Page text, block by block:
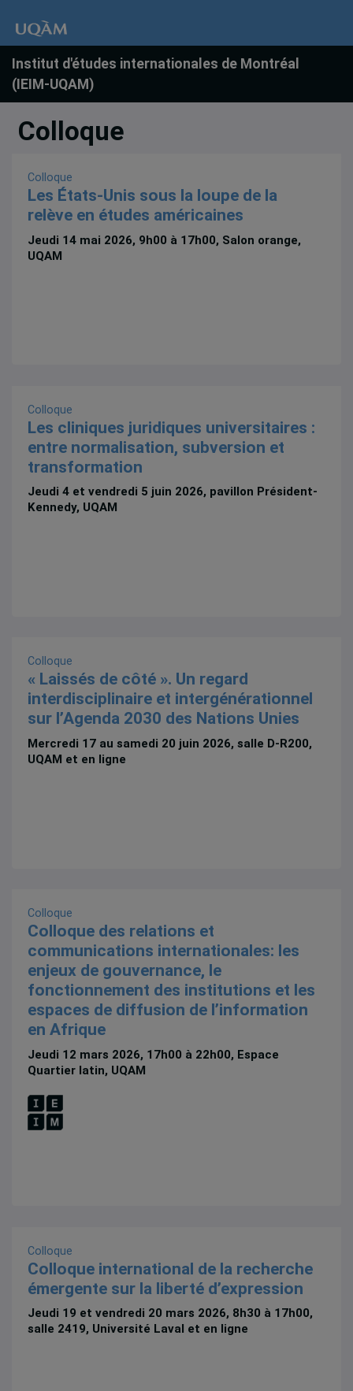
Institut d'études internationales de Montréal
(IEIM-UQAM)
Colloque
Colloque
Les États-Unis sous la loupe de la
relève en études américaines
Jeudi 14 mai 2026, 9h00 à 17h00, Salon orange,
UQAM
Colloque
Les cliniques juridiques universitaires :
entre normalisation, subversion et
transformation
Jeudi 4 et vendredi 5 juin 2026, pavillon Président-
Kennedy, UQAM
Colloque
« Laissés de côté ». Un regard
interdisciplinaire et intergénérationnel
sur l’Agenda 2030 des Nations Unies
Mercredi 17 au samedi 20 juin 2026, salle D-R200,
UQAM et en ligne
Colloque
Colloque des relations et
communications internationales: les
enjeux de gouvernance, le
fonctionnement des institutions et les
espaces de diffusion de l’information
en Afrique
Jeudi 12 mars 2026, 17h00 à 22h00, Espace
Quartier latin, UQAM
Colloque
Colloque international de la recherche
émergente sur la liberté d’expression
Jeudi 19 et vendredi 20 mars 2026, 8h30 à 17h00,
salle 2419, Université Laval et en ligne